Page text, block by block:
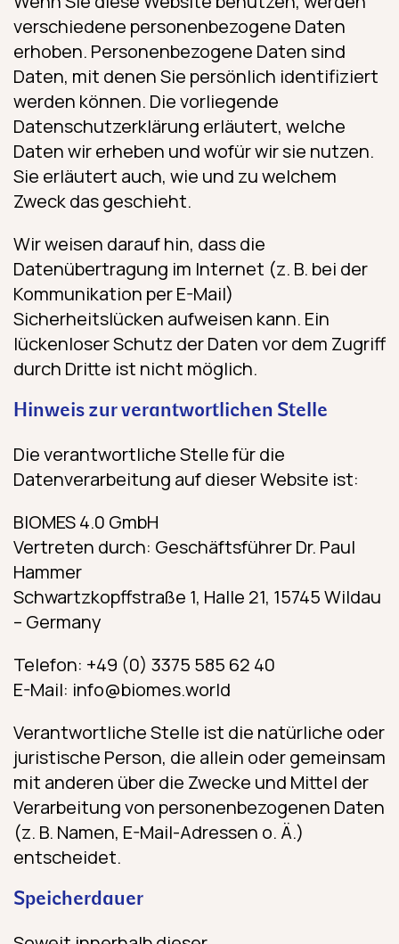
verschiedene personenbezogene Daten
erhoben. Personenbezogene Daten sind
Daten, mit denen Sie persönlich identifiziert
werden können. Die vorliegende
Datenschutzerklärung erläutert, welche
Daten wir erheben und wofür wir sie nutzen.
Sie erläutert auch, wie und zu welchem
Zweck das geschieht.
Wir weisen darauf hin, dass die
Datenübertragung im Internet (z. B. bei der
Kommunikation per E-Mail)
Sicherheitslücken aufweisen kann. Ein
lückenloser Schutz der Daten vor dem Zugriff
durch Dritte ist nicht möglich.
Hinweis zur verantwortlichen Stelle
Die verantwortliche Stelle für die
Datenverarbeitung auf dieser Website ist:
BIOMES 4.0 GmbH
Vertreten durch: Geschäftsführer Dr. Paul
Hammer
Schwartzkopffstraße 1, Halle 21, 15745 Wildau
– Germany
Telefon: +49 (0) 3375 585 62 40
E-Mail: info@biomes.world
Verantwortliche Stelle ist die natürliche oder
juristische Person, die allein oder gemeinsam
mit anderen über die Zwecke und Mittel der
Verarbeitung von personenbezogenen Daten
(z. B. Namen, E-Mail-Adressen o. Ä.)
entscheidet.
Speicherdauer